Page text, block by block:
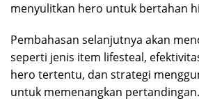
menyulitkan hero untuk bertahan
Pembahasan selanjutnya akan
seperti jenis item lifesteal,
hero tertentu, dan strategi
untuk memenangkan pertandingan.